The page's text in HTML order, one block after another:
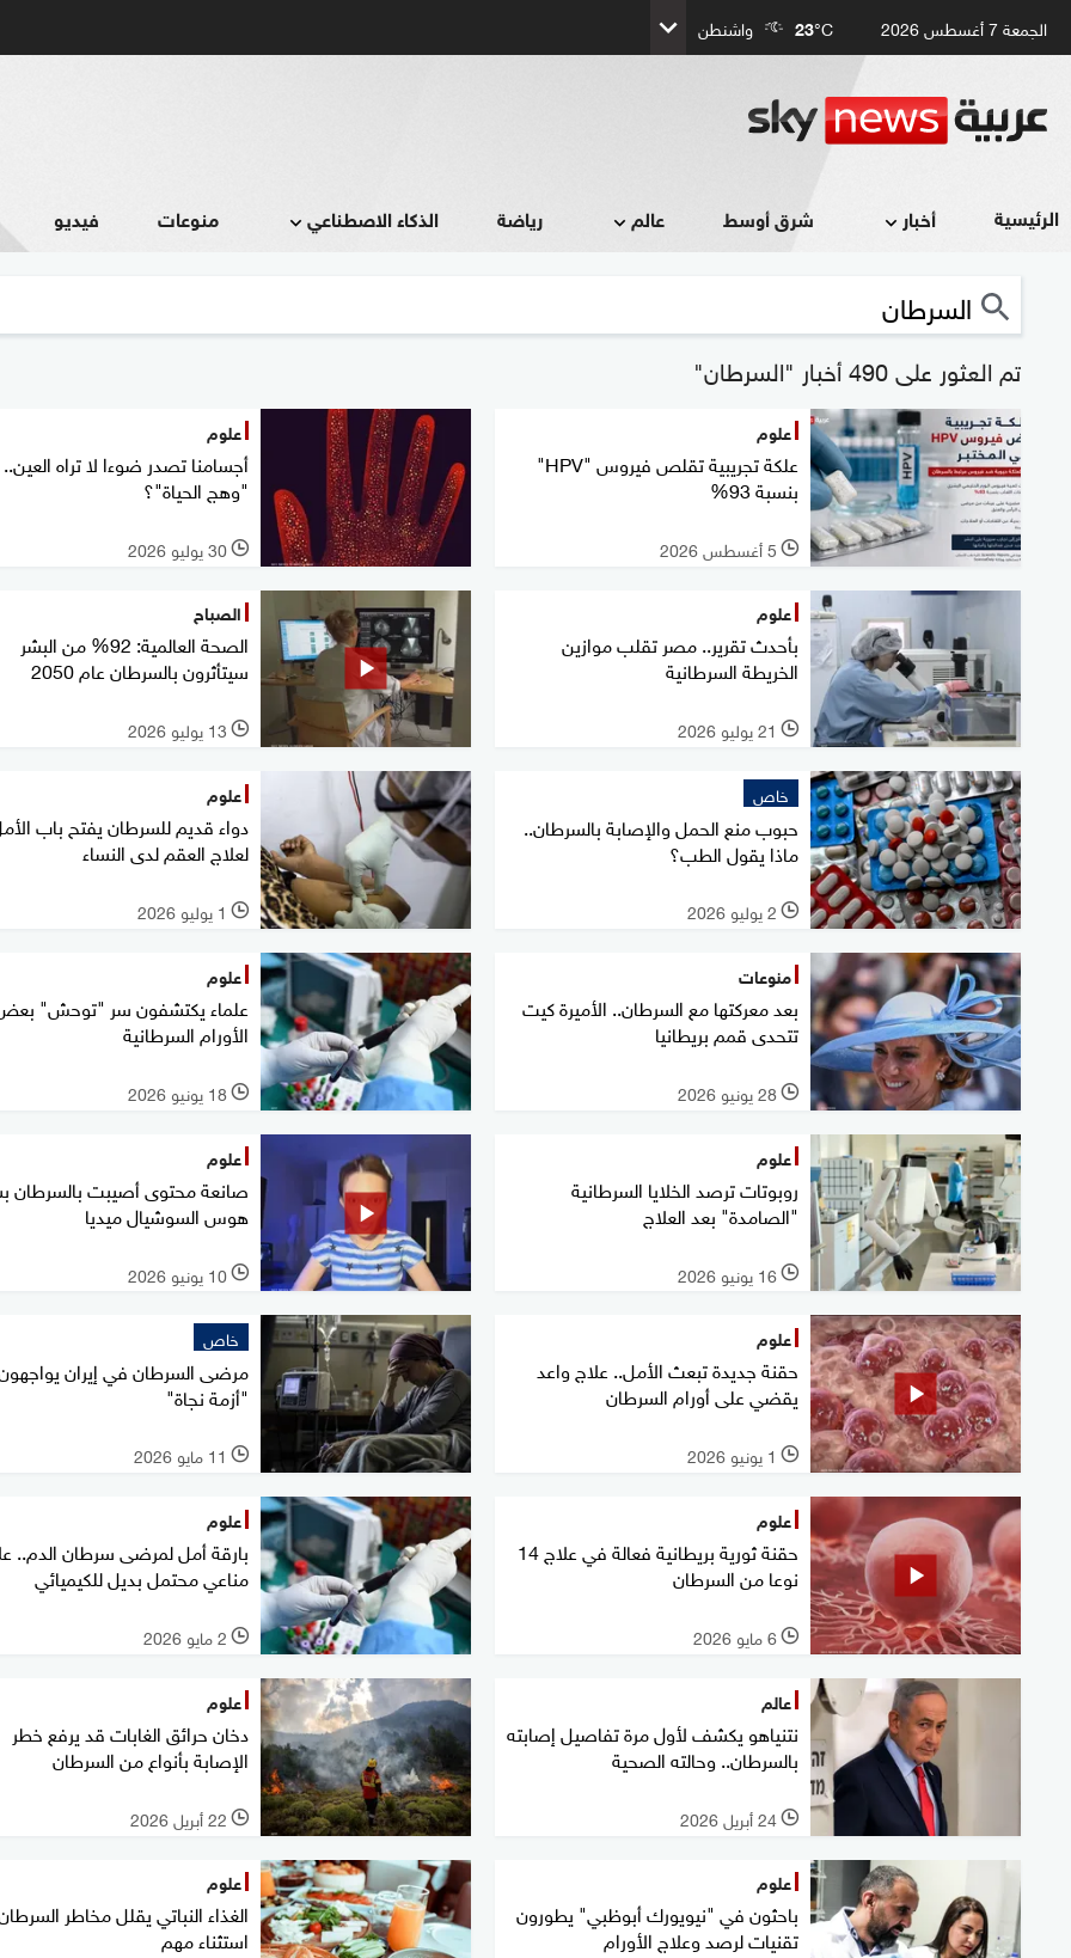
الجمعة 7 أغسطس 2026 23°C واشنطن
الرئيسية أخبار شرق أوسط عالم رياضة الذكاء الاصطناعي منوعات فيديو
تم العثور على 490 أخبار "السرطان"
علوم
علكة تجريبية تقلص فيروس "HPV"
بنسبة 93%
l 5 أغسطس 2026
علوم
أجسامنا تصدر ضوءا لا تراه
"وهج الحياة"؟
l 30 يوليو 2026
علوم
بأحدث تقرير.. مصر تقلب موازين
الخريطة السرطانية
l 21 يوليو 2026
الصباح
الصحة العالمية: 92% من البشر
سيتأثرون بالسرطان عام 2050
l 13 يوليو 2026
خاص
حبوب منع الحمل والإصابة بالسرطان..
ماذا يقول الطب؟
l 2 يوليو 2026
علوم
دواء قديم للسرطان يفتح باب
لعلاج العقم لدى النساء
l 1 يوليو 2026
منوعات
بعد معركتها مع السرطان.. الأميرة كيت
تتحدى قمم بريطانيا
l 28 يونيو 2026
علوم
علماء يكتشفون سر "توحش"
الأورام السرطانية
l 18 يونيو 2026
علوم
روبوتات ترصد الخلايا السرطانية
"الصامدة" بعد العلاج
l 16 يونيو 2026
علوم
صانعة محتوى أصيبت بالسرطان
هوس السوشيال ميديا
l 10 يونيو 2026
علوم
حقنة جديدة تبعث الأمل.. علاج واعد
يقضي على أورام السرطان
l 1 يونيو 2026
خاص
مرضى السرطان في إيران
"أزمة نجاة"
l 11 مايو 2026
علوم
حقنة ثورية بريطانية فعالة في علاج 14
نوعا من السرطان
l 6 مايو 2026
علوم
بارقة أمل لمرضى سرطان الدم..
مناعي محتمل بديل للكيميائي
l 2 مايو 2026
عالم
نتنياهو يكشف لأول مرة تفاصيل إصابته
بالسرطان.. وحالته الصحية
l 24 أبريل 2026
علوم
دخان حرائق الغابات قد يرفع خطر
الإصابة بأنواع من السرطان
l 22 أبريل 2026
علوم
باحثون في "نيويورك أبوظبي" يطورون
تقنيات لرصد وعلاج الأورام
علوم
الغذاء النباتي يقلل مخاطر
استثناء مهم